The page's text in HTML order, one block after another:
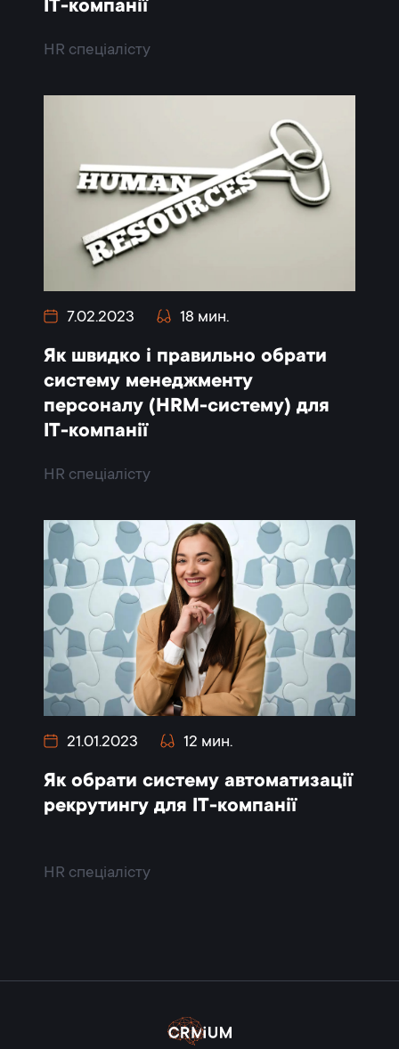
IT-компанії
HR спеціалісту
7.02.2023 18 мин.
Як швидко і правильно обрати
систему менеджменту
персоналу (HRM-систему) для
IT-компанії
HR спеціалісту
21.01.2023 12 мин.
Як обрати систему автоматизації
рекрутингу для IT-компанії
HR спеціалісту